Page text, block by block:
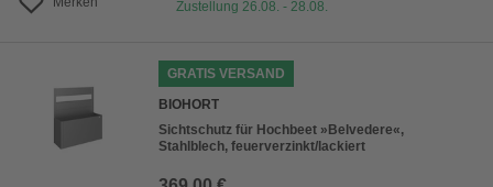
Zustellung 26.08. - 28.08.
GRATIS VERSAND
BIOHORT
Sichtschutz für Hochbeet »Belvedere«,
Stahlblech, feuerverzinkt/lackiert